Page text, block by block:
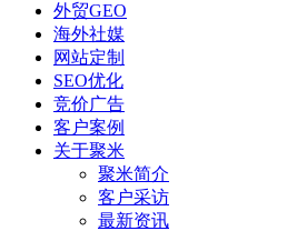
外贸GEO
海外社媒
网站定制
SEO优化
竞价广告
客户案例
关于聚米
聚米简介
客户采访
最新资讯